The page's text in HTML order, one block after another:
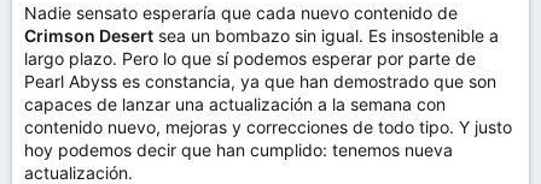
Nadie sensato esperaría que cada nuevo contenido de
Crimson Desert sea un bombazo sin igual. Es insostenible a
largo plazo. Pero lo que sí podemos esperar por parte de
Pearl Abyss es constancia, ya que han demostrado que son
capaces de lanzar una actualización a la semana con
contenido nuevo, mejoras y correcciones de todo tipo. Y justo
hoy podemos decir que han cumplido: tenemos nueva
actualización.